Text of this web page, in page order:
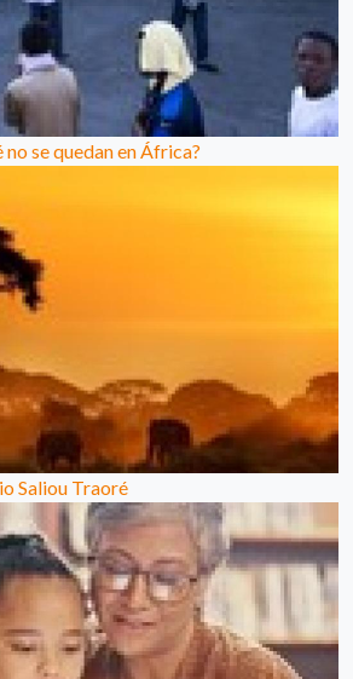
no se quedan en África?
Saliou Traoré